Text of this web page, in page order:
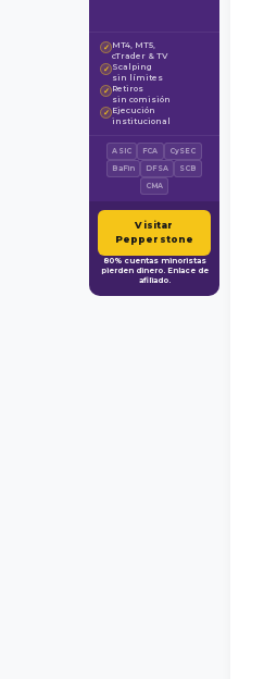
✓ MT4, MT5,
cTrader & TV
✓ Scalping
sin límites
✓ Retiros
sin comisión
✓ Ejecución
institucional
ASIC FCA
CySEC
BaFin
DFSA
SCB
CMA
Visitar
Pepperstone
80% cuentas minoristas
pierden dinero. Enlace de
afiliado.